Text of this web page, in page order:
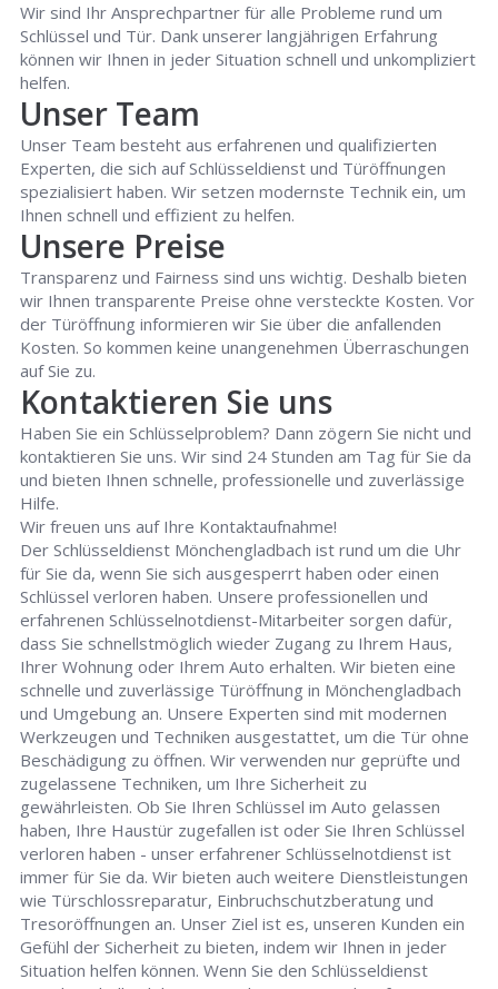
Wir sind Ihr Ansprechpartner für alle Probleme rund um
Schlüssel und Tür. Dank unserer langjährigen Erfahrung
können wir Ihnen in jeder Situation schnell und unkompliziert
helfen.
Unser Team
Unser Team besteht aus erfahrenen und qualifizierten
Experten, die sich auf Schlüsseldienst und Türöffnungen
spezialisiert haben. Wir setzen modernste Technik ein, um
Ihnen schnell und effizient zu helfen.
Unsere Preise
Transparenz und Fairness sind uns wichtig. Deshalb bieten
wir Ihnen transparente Preise ohne versteckte Kosten. Vor
der Türöffnung informieren wir Sie über die anfallenden
Kosten. So kommen keine unangenehmen Überraschungen
auf Sie zu.
Kontaktieren Sie uns
Haben Sie ein Schlüsselproblem? Dann zögern Sie nicht und
kontaktieren Sie uns. Wir sind 24 Stunden am Tag für Sie da
und bieten Ihnen schnelle, professionelle und zuverlässige
Hilfe.
Wir freuen uns auf Ihre Kontaktaufnahme!
Der Schlüsseldienst Mönchengladbach ist rund um die Uhr
für Sie da, wenn Sie sich ausgesperrt haben oder einen
Schlüssel verloren haben. Unsere professionellen und
erfahrenen Schlüsselnotdienst-Mitarbeiter sorgen dafür,
dass Sie schnellstmöglich wieder Zugang zu Ihrem Haus,
Ihrer Wohnung oder Ihrem Auto erhalten. Wir bieten eine
schnelle und zuverlässige Türöffnung in Mönchengladbach
und Umgebung an. Unsere Experten sind mit modernen
Werkzeugen und Techniken ausgestattet, um die Tür ohne
Beschädigung zu öffnen. Wir verwenden nur geprüfte und
zugelassene Techniken, um Ihre Sicherheit zu
gewährleisten. Ob Sie Ihren Schlüssel im Auto gelassen
haben, Ihre Haustür zugefallen ist oder Sie Ihren Schlüssel
verloren haben - unser erfahrener Schlüsselnotdienst ist
immer für Sie da. Wir bieten auch weitere Dienstleistungen
wie Türschlossreparatur, Einbruchschutzberatung und
Tresoröffnungen an. Unser Ziel ist es, unseren Kunden ein
Gefühl der Sicherheit zu bieten, indem wir Ihnen in jeder
Situation helfen können. Wenn Sie den Schlüsseldienst